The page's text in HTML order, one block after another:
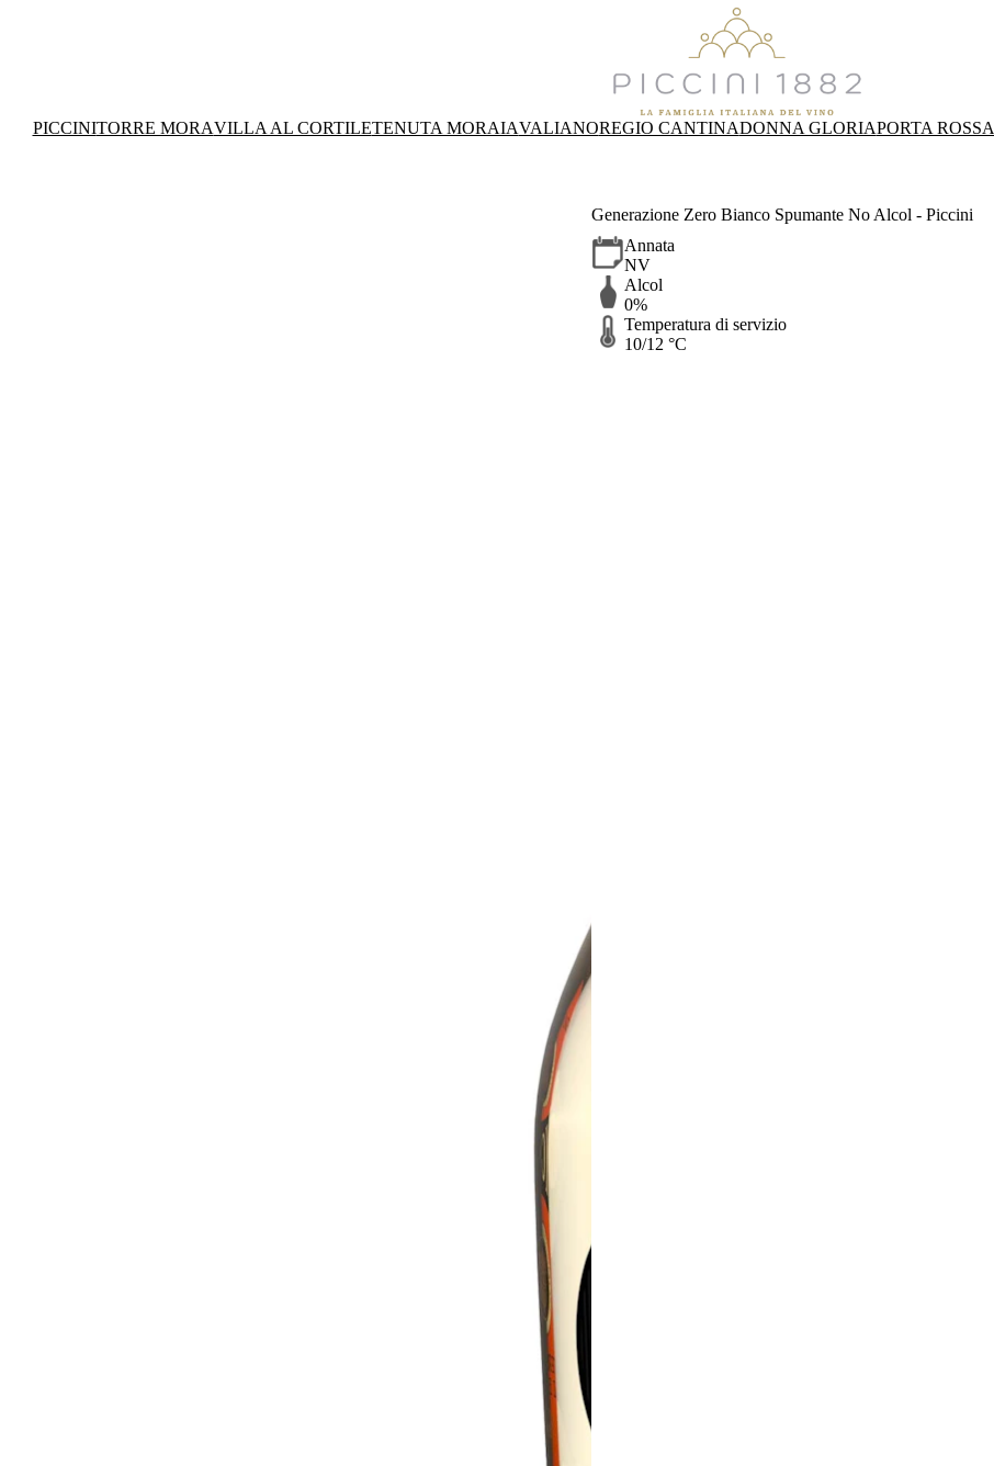
PICCINITORRE MORAVILLA AL CORTILETENUTA MORAIAVALIANOREGIO CANTINADONNA GLORIAPORTA ROSSA
Generazione Zero Bianco Spumante No Alcol - Piccini
Annata
NV
Alcol
0%
Temperatura di servizio
10/12 °C